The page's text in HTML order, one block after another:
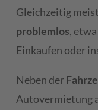
Gleichzeitig
problemlos,
Einkaufen oder
Neben der
Autovermietung